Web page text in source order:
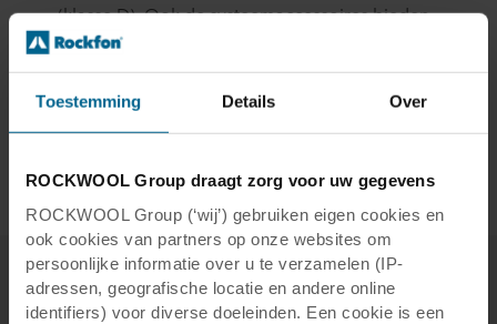
Toestemming Details Over
ROCKWOOL Group draagt zorg voor uw gegevens
ROCKWOOL Group (‘wij’) gebruiken eigen cookies en
ook cookies van partners op onze websites om
persoonlijke informatie over u te verzamelen (IP-
adressen, geografische locatie en andere online
identifiers) voor diverse doeleinden. Een cookie is een
(klasse D). Ook de systeemaccessoires bieden
dezelfde corrosiebescherming.
Meer over Rockfon® System T24 A™